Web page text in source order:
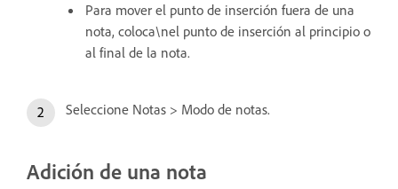
Para mover el punto de inserción fuera de una
nota, coloca\nel punto de inserción al principio o
al final de la nota.
Seleccione Notas > Modo de notas.
Adición de una nota